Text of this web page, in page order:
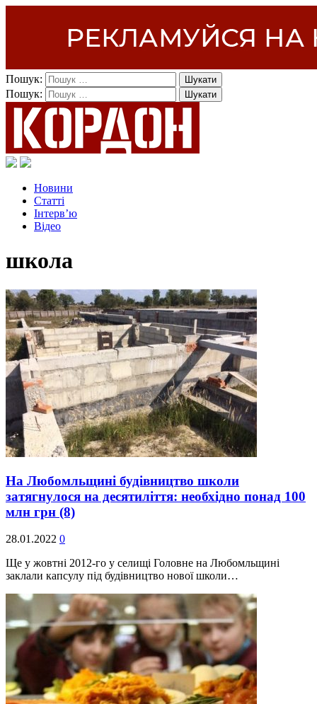
Пошук:
Пошук:
Новини
Статті
Інтерв’ю
Відео
школа
На Любомльщині будівництво школи
затягнулося на десятиліття: необхідно понад 100
млн грн (8)
28.01.2022 0
Ще у жовтні 2012-го у селищі Головне на Любомльщині
заклали капсулу під будівництво нової школи…